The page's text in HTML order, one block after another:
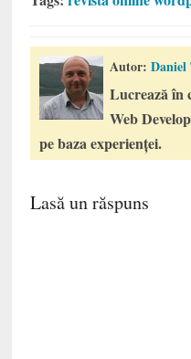
Autor:Daniel
Lucrează în
Web
pe baza experienței.
Lasă un răspuns